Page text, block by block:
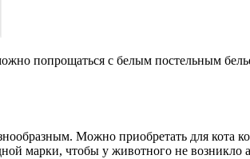
попрощаться с белым постельным
Можно приобретать для кота
марки, чтобы у животного не возникло